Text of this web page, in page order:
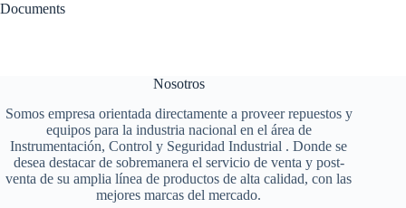
Documents
Nosotros
Somos empresa orientada directamente a proveer repuestos y
equipos para la industria nacional en el área de
Instrumentación, Control y Seguridad Industrial . Donde se
desea destacar de sobremanera el servicio de venta y post-
venta de su amplia línea de productos de alta calidad, con las
mejores marcas del mercado.